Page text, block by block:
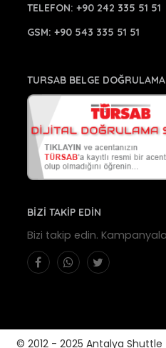
TELEFON: +90 242 335 51 51
GSM: +90 543 335 51 51
TURSAB BELGE DOĞRULAMA
BİZİ TAKİP EDİN
Bizi takip edin.
© 2012 - 2025 Antalya